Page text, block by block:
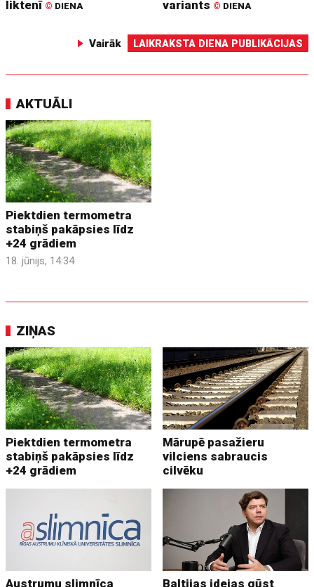
liktenī © DIENA
variants © DIENA
Vairāk LAIKRAKSTA DIENA PUBLIKĀCIJAS
AKTUĀLI
Piektdien termometra
stabiņš pakāpsies līdz
+24 grādiem
18. jūnijs, 14:34
ZIŅAS
Piektdien termometra
stabiņš pakāpsies līdz
+24 grādiem
Mārupē pasažieru
vilciens sabraucis
cilvēku
Austrumu slimnīca Baltijas idejas gūst